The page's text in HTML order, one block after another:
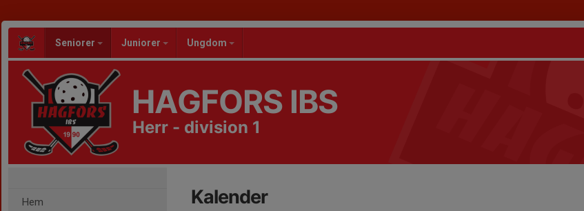
Seniorer Juniorer Ungdom
HAGFORS IBS
Herr - division 1
Hem Kalender